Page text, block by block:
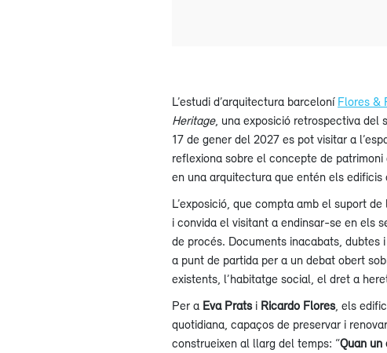
L’estudi d’arquitectura barceloní Flores &
Heritage, una exposició retrospectiva del
17 de gener del 2027 es pot visitar a
reflexiona sobre el concepte de
en una arquitectura que entén els
L’exposició, que compta amb el suport
i convida el visitant a endinsar-se en els
de procés. Documents inacabats,
a punt de partida per a un debat obert
existents, l’habitatge social, el dret a
Per a Eva Pratsi Ricardo Flores, els
quotidiana, capaços de preservar i
construeixen al llarg del temps: “Quan un